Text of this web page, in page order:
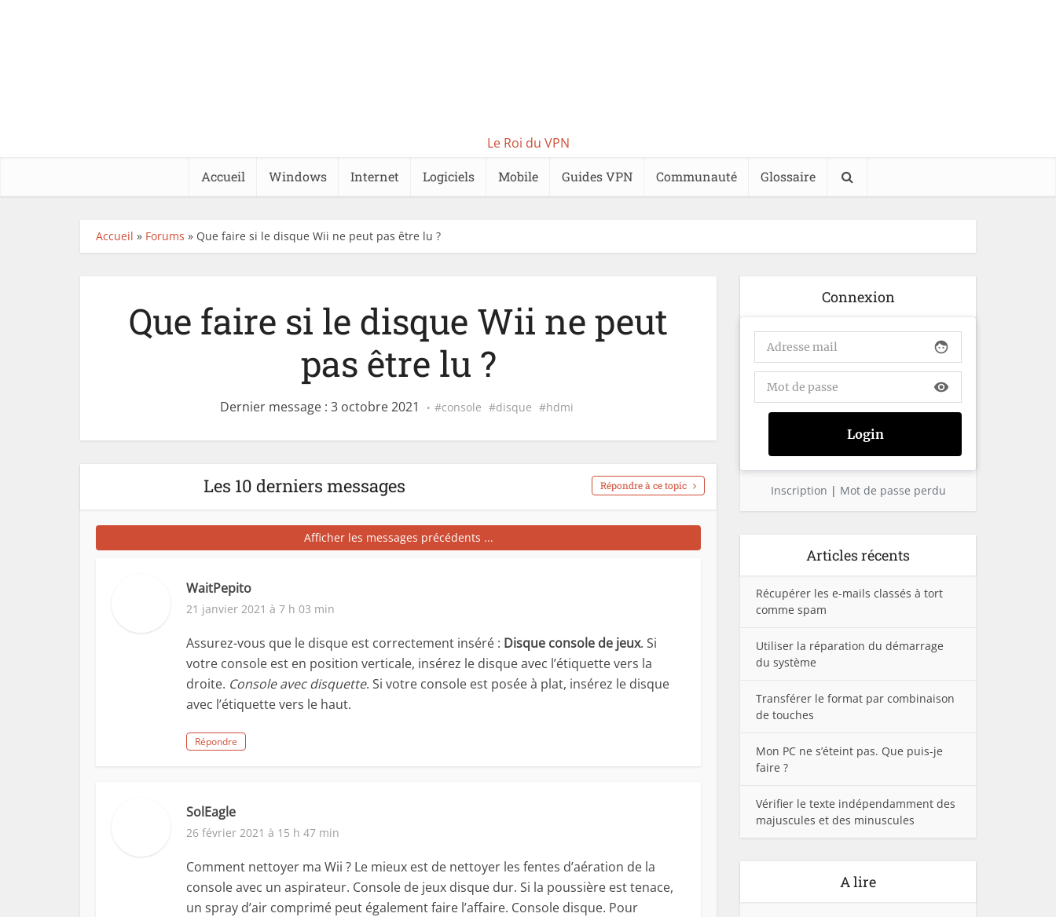
Le Roi du VPN
Accueil Windows Internet Logiciels Mobile Guides VPN Communauté Glossaire
Accueil » Forums » Que faire si le disque Wii ne peut pas être lu ?
Que faire si le disque Wii ne peut
pas être lu ?
Dernier message : 3 octobre 2021 console disque hdmi
Les 10 derniers messages Répondre à ce topic
Afficher les messages précédents ...
WaitPepito
21 janvier 2021 à 7 h 03 min
Assurez-vous que le disque est correctement inséré : Disque console de jeux. Si
votre console est en position verticale, insérez le disque avec l’étiquette vers la
droite. Console avec disquette. Si votre console est posée à plat, insérez le disque
avec l’étiquette vers le haut.
Répondre
SolEagle
26 février 2021 à 15 h 47 min
Comment nettoyer ma Wii ? Le mieux est de nettoyer les fentes d’aération de la
console avec un aspirateur. Console de jeux disque dur. Si la poussière est tenace,
un spray d’air comprimé peut également faire l’affaire. Console disque. Pour
Connexion
face
visibility
Inscription | Mot de passe perdu
Articles récents
Récupérer les e-mails classés à tort
comme spam
Utiliser la réparation du démarrage
du système
Transférer le format par combinaison
de touches
Mon PC ne s’éteint pas. Que puis-je
faire ?
Vérifier le texte indépendamment des
majuscules et des minuscules
A lire